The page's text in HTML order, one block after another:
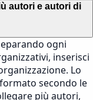
autori e autori di
ogni
inserisci
Lo
secondo le
più autori,